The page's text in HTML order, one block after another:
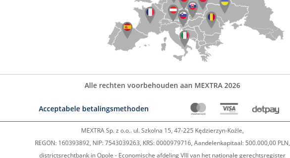
Alle rechten voorbehouden aan MEXTRA 2026
Acceptabele betalingsmethoden
MEXTRA Sp. z o.o.. ul. Szkolna 15, 47-225 Kędzierzyn-Koźle,
REGON: 160393892, NIP: 7543039263, KRS: 0000979716, Aandelenkapitaal: 500.000,00 PLN,
districtsrechtbank in Opole - Economische afdeling VIII van het nationale gerechtsregister